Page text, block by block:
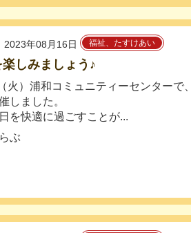
2023年08月16日 福祉、たすけあい
しみましょう♪
火）浦和コミュニティーセンターで
しました。
を快適に過ごすことが...
ぶ